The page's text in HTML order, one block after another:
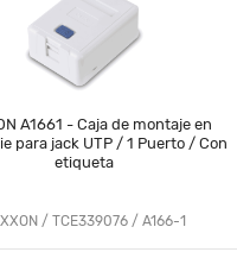
A1661 - Caja de montaje en
para jack UTP / 1 Puerto / Con
etiqueta
/ TCE339076 / A166-1